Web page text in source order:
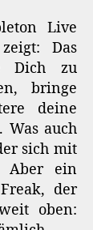
Live
Das
Dich zu
bringe
deine
Was auch
sich mit
Aber ein
der
oben: